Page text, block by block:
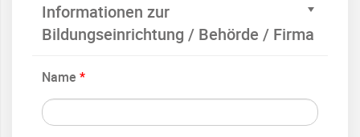
Informationen zur
Bildungseinrichtung / Behörde / Firma
Name *